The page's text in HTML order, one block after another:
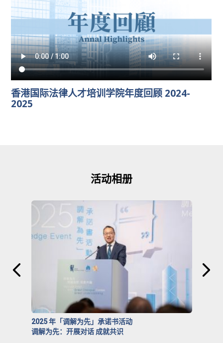
香港国际法律人才培训学院年度回顾 2024-
2025
活动相册
2025 年「调解为先」承诺书活动
调解为先：开展对话 成就共识